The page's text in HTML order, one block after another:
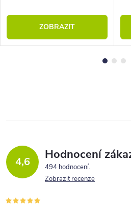
ZOBRAZIT
4,6 Hodnocení
494 hodnocení
Zobrazit recenze